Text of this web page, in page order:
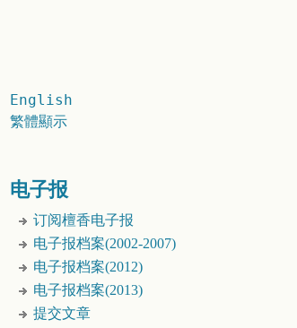
English
繁體顯示
电子报
订阅檀香电子报
电子报档案(2002-2007)
电子报档案(2012)
电子报档案(2013)
提交文章